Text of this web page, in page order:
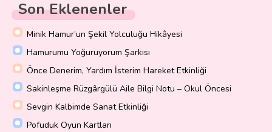
Son Eklenenler
Minik Hamur’un Şekil Yolculuğu Hikâyesi
Hamurumu Yoğuruyorum Şarkısı
Önce Denerim, Yardım İsterim Hareket Etkinliği
Sakinleşme Rüzgârgülü Aile Bilgi Notu – Okul Öncesi
Sevgin Kalbimde Sanat Etkinliği
Pofuduk Oyun Kartları